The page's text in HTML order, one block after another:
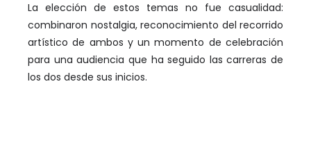
La elección de estos temas no fue casualidad:
combinaron nostalgia, reconocimiento del recorrido
artístico de ambos y un momento de celebración
para una audiencia que ha seguido las carreras de
los dos desde sus inicios.